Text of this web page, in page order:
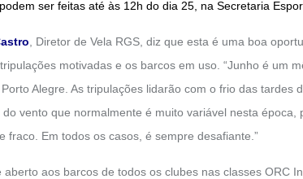
ser feitas até às 12h do dia 25, na Secretaria
, Diretor de Vela RGS, diz que esta é uma boa
motivadas e os barcos em uso. “Junho é um
Alegre. As tripulações lidarão com o frio das tardes
do vento que normalmente é muito variável nesta época,
fraco. Em todos os casos, é sempre desafiante.”
aberto aos barcos de todos os clubes nas classes ORC